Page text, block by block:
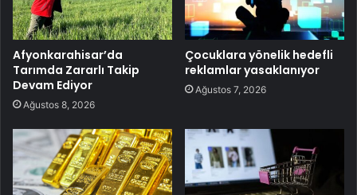
Afyonkarahisar’da
Tarımda Zararlı Takip
Devam Ediyor
Ağustos 8, 2026
Çocuklara yönelik hedefli
reklamlar yasaklanıyor
Ağustos 7, 2026